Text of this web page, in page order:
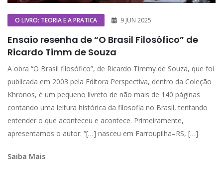
O LIVRO: TEORIA E A PRATICA 9 JUN 2025
Ensaio resenha de “O Brasil Filosófico” de
Ricardo Timm de Souza
A obra “O Brasil filosófico”, de Ricardo Timmy de Souza, que foi
publicada em 2003 pela Editora Perspectiva, dentro da Coleção
Khronos, é um pequeno livreto de não mais de 140 páginas
contando uma leitura histórica da filosofia no Brasil, tentando
entender o que aconteceu e acontece. Primeiramente,
apresentamos o autor: “[…] nasceu em Farroupilha–RS, […]
Saiba Mais